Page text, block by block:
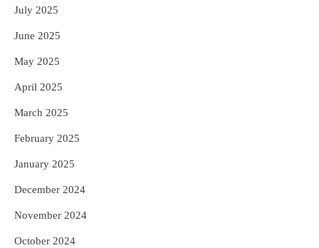
July 2025
June 2025
May 2025
April 2025
March 2025
February 2025
January 2025
December 2024
November 2024
October 2024